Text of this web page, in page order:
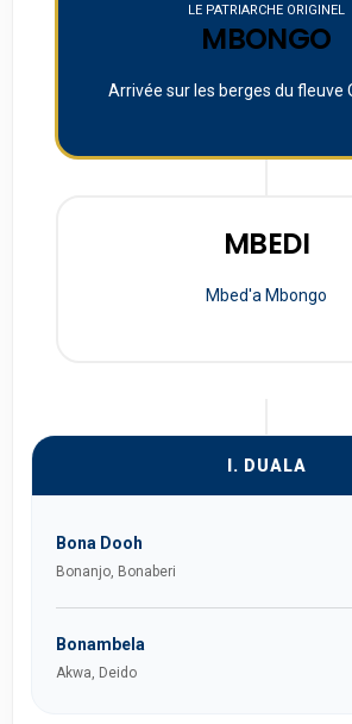
LE PATRIARCHE ORIGINEL
MBONGO
Arrivée sur les berges du fleuve
MBEDI
Mbed'a Mbongo
I. DUALA
Bona Dooh
Bonanjo, Bonaberi
Bonambela
Akwa, Deido